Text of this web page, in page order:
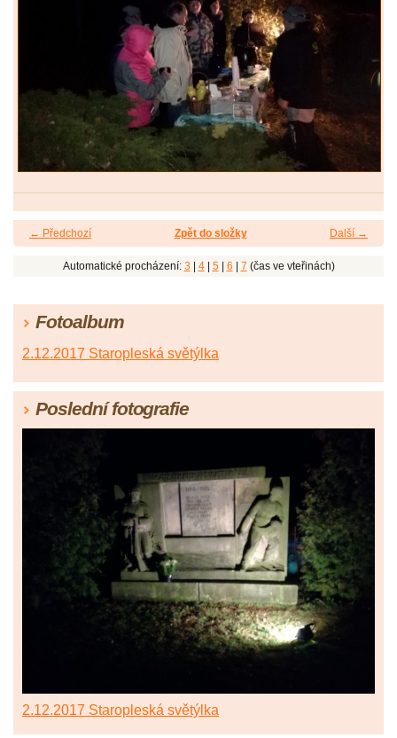
← Předchozí Další →
Zpět do složky
Automatické procházení: 3 4| 5| 6 7 (čas ve vteřinách)
Fotoalbum
2.12.2017 Staropleská světýlka
Poslední fotografie
2.12.2017 Staropleská světýlka